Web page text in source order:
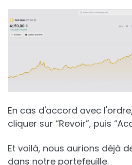
En cas d'accord avec
cliquer sur “Revoir”, puis
Et voilà, nous aurions déjà
dans notre portefeuille.